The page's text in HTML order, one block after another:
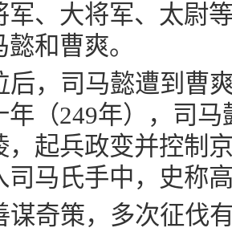
军、大将军、太尉
和曹爽。
后，司马懿遭到曹
年（249年），司
，起兵政变并控制
司马氏手中，史称
谋奇策，多次征伐